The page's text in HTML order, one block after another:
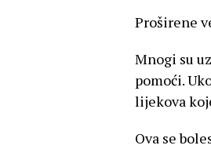
Proširene
Mnogi su
pomoći.
lijekova
Ova se